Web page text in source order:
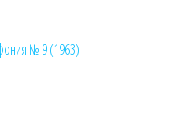
№ 9 (1963)